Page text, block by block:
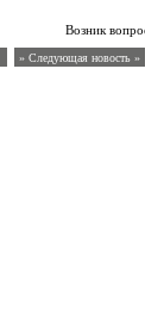
Возник
» Следующая новость »